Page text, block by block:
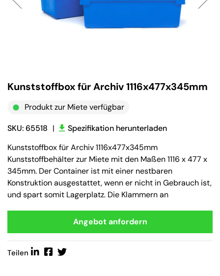
Kunststoffbox für Archiv 1116x477x345mm
Produkt zur Miete verfügbar
SKU: 65518 |
Spezifikation herunterladen
Kunststoffbox für Archiv 1116x477x345mm
Kunststoffbehälter zur Miete mit den Maßen 1116 x 477 x
345mm. Der Container ist mit einer nestbaren
Konstruktion ausgestattet, wenn er nicht in Gebrauch ist,
und spart somit Lagerplatz. Die Klammern an
Angebot anfordern
Teilen